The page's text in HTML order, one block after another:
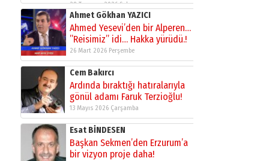
28 Temmuz 2026 Salı
Ahmet Gökhan YAZICI
Ahmed Yesevi’den bir Alperen…
”Reisimiz” idi… Hakka yürüdü.!
26 Mart 2026 Perşembe
Cem Bakırcı
Ardında bıraktığı hatıralarıyla
gönül adamı Faruk Terzioğlu!
13 Mayıs 2026 Çarşamba
Esat BİNDESEN
Başkan Sekmen’den Erzurum’a
bir vizyon proje daha!